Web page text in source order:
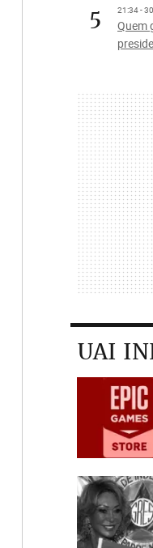
5 21:34 -
Quem
UAI